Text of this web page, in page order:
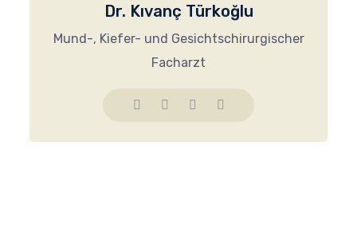
Dr. Kıvanç Türkoğlu
Mund-, Kiefer- und Gesichtschirurgischer
Facharzt